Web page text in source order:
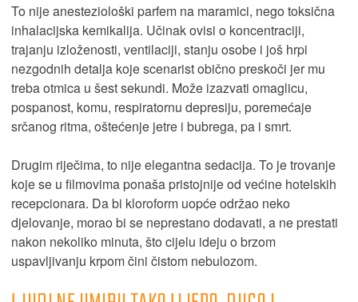
To nije anesteziološki parfem na maramici, nego toksična
inhalacijska kemikalija. Učinak ovisi o koncentraciji,
trajanju izloženosti, ventilaciji, stanju osobe i još hrpi
nezgodnih detalja koje scenarist obično preskoči jer mu
treba otmica u šest sekundi. Može izazvati omaglicu,
pospanost, komu, respiratornu depresiju, poremećaje
srčanog ritma, oštećenje jetre i bubrega, pa i smrt.
Drugim riječima, to nije elegantna sedacija. To je trovanje
koje se u filmovima ponaša pristojnije od većine hotelskih
recepcionara. Da bi kloroform uopće održao neko
djelovanje, morao bi se neprestano dodavati, a ne prestati
nakon nekoliko minuta, što cijelu ideju o brzom
uspavljivanju krpom čini čistom nebulozom.